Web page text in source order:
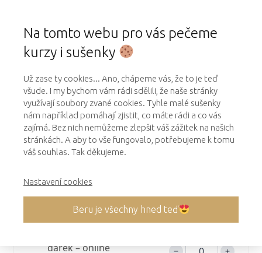
Pečlivě vyplň své osobní údaje
a potvrď objednávku.
Položky a ceny
Online kurz Francouzské
minidezerty
3 500,00 Kč
dárek – online
Na tomto webu pro vás pečeme
kurzy i sušenky
Už zase ty cookies... Ano, chápeme vás, že to je teď
všude. I my bychom vám rádi sdělili, že naše stránky
využívají soubory zvané cookies. Tyhle malé sušenky
nám například pomáhají zjistit, co máte rádi a co vás
zajímá. Bez nich nemůžeme zlepšit váš zážitek na našich
stránkách. A aby to vše fungovalo, potřebujeme k tomu
váš souhlas. Tak děkujeme.
Nastavení cookies
Beru je všechny hned teď